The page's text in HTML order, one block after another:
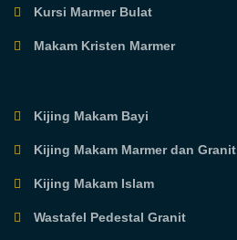
Kursi Marmer Bulat
Makam Kristen Marmer
Kijing Makam Bayi
Kijing Makam Marmer dan Granit
Kijing Makam Islam
Wastafel Pedestal Granit